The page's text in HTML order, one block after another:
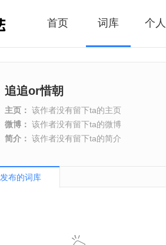
首页 词库 个
追追or惜朝
主页： 该作者没有留下ta的主页
微博： 该作者没有留下ta的微博
简介： 该作者没有留下ta的简介
发布的词库